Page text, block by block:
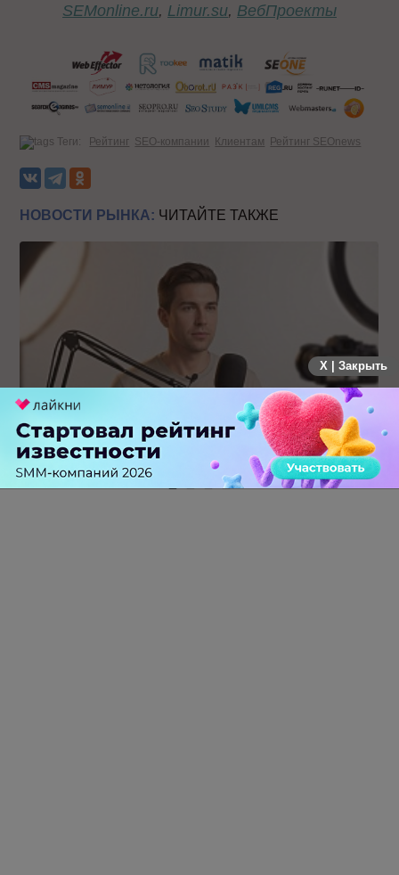
SEMonline.ru, Limur.su, ВебПроекты
Теги: Рейтинг SEO-компании Клиентам Рейтинг SEOnews
НОВОСТИ РЫНКА: ЧИТАЙТЕ ТАКЖЕ
Российский рынок инфлюенс-маркетинга вошел в фазу
стагнации после нескольких лет роста
X | Закрыть